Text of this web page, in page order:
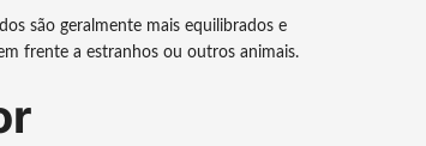
são geralmente mais equilibrados e
frente a estranhos ou outros animais.